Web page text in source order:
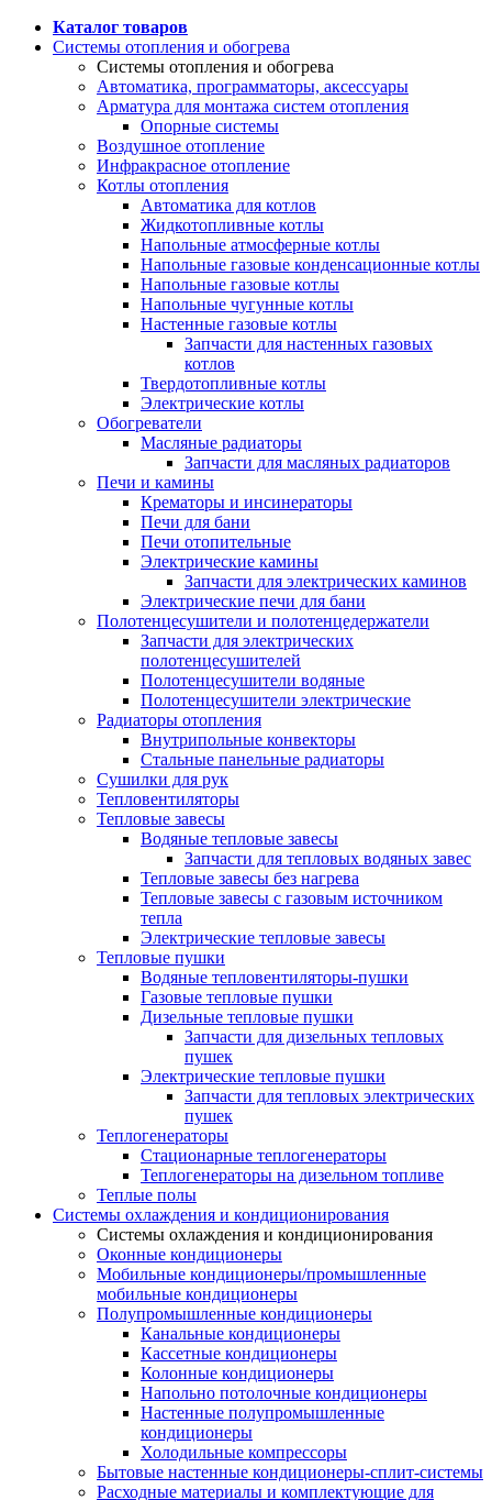
Каталог товаров
Системы отопления и обогрева
Системы отопления и обогрева
Автоматика, программаторы, аксессуары
Арматура для монтажа систем отопления
Опорные системы
Воздушное отопление
Инфракрасное отопление
Котлы отопления
Автоматика для котлов
Жидкотопливные котлы
Напольные атмосферные котлы
Напольные газовые конденсационные котлы
Напольные газовые котлы
Напольные чугунные котлы
Настенные газовые котлы
Запчасти для настенных газовых
котлов
Твердотопливные котлы
Электрические котлы
Обогреватели
Масляные радиаторы
Запчасти для масляных радиаторов
Печи и камины
Крематоры и инсинераторы
Печи для бани
Печи отопительные
Электрические камины
Запчасти для электрических каминов
Электрические печи для бани
Полотенцесушители и полотенцедержатели
Запчасти для электрических
полотенцесушителей
Полотенцесушители водяные
Полотенцесушители электрические
Радиаторы отопления
Внутрипольные конвекторы
Стальные панельные радиаторы
Сушилки для рук
Тепловентиляторы
Тепловые завесы
Водяные тепловые завесы
Запчасти для тепловых водяных завес
Тепловые завесы без нагрева
Тепловые завесы с газовым источником
тепла
Электрические тепловые завесы
Тепловые пушки
Водяные тепловентиляторы-пушки
Газовые тепловые пушки
Дизельные тепловые пушки
Запчасти для дизельных тепловых
пушек
Электрические тепловые пушки
Запчасти для тепловых электрических
пушек
Теплогенераторы
Cтационарные теплогенераторы
Теплогенераторы на дизельном топливе
Теплые полы
Системы охлаждения и кондиционирования
Системы охлаждения и кондиционирования
Оконные кондиционеры
Мобильные кондиционеры/промышленные
мобильные кондиционеры
Полупромышленные кондиционеры
Канальные кондиционеры
Кассетные кондиционеры
Колонные кондиционеры
Напольно потолочные кондиционеры
Настенные полупромышленные
кондиционеры
Холодильные компрессоры
Бытовые настенные кондиционеры-сплит-системы
Расходные материалы и комплектующие для